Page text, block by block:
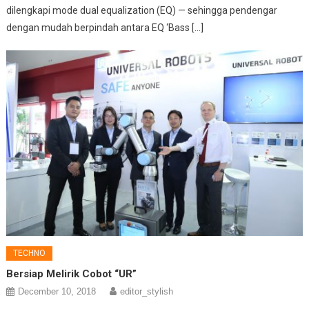
dilengkapi mode dual equalization (EQ) — sehingga pendengar
dengan mudah berpindah antara EQ ‘Bass […]
TECHNO
Bersiap Melirik Cobot “UR”
December 10, 2018 editor_stylish